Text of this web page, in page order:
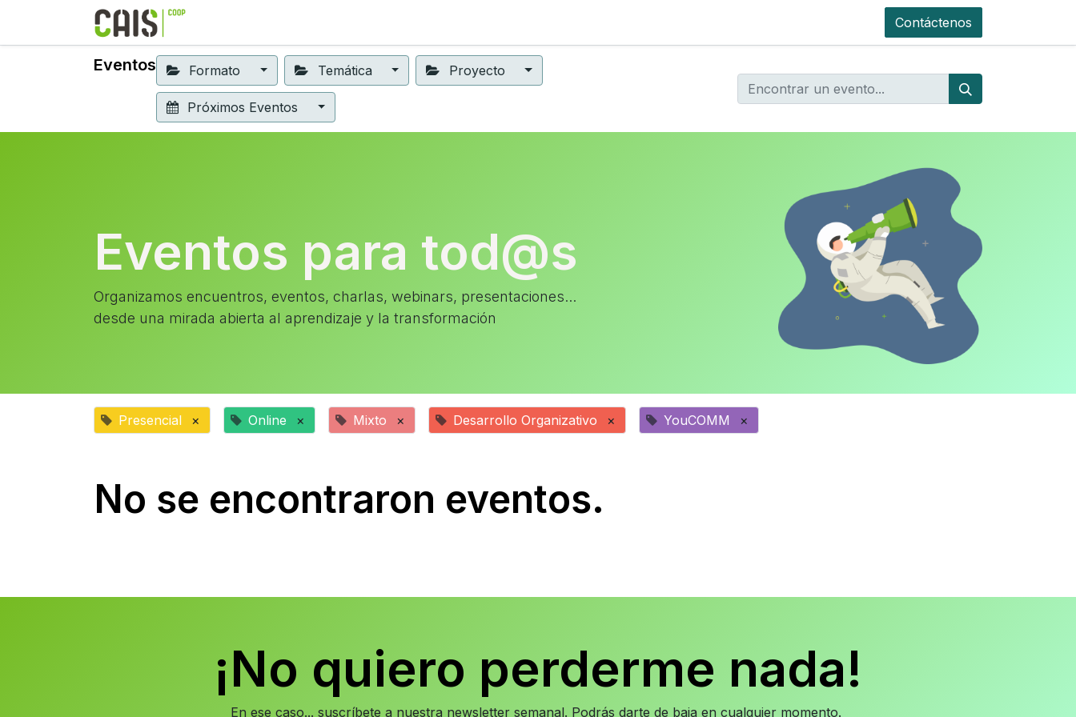
Contáctenos
Eventos Formato Temática Proyecto
Próximos Eventos
Eventos para tod@s
Organizamos encuentros, eventos, charlas, webinars, presentaciones...
desde una mirada abierta al aprendizaje y la transformación
Presencial × Online × Mixto × Desarrollo Organizativo × YouCOMM ×
No se encontraron eventos.
¡No quiero perderme nada!
En ese caso... suscríbete a nuestra newsletter semanal. Podrás darte de baja en cualquier momento.